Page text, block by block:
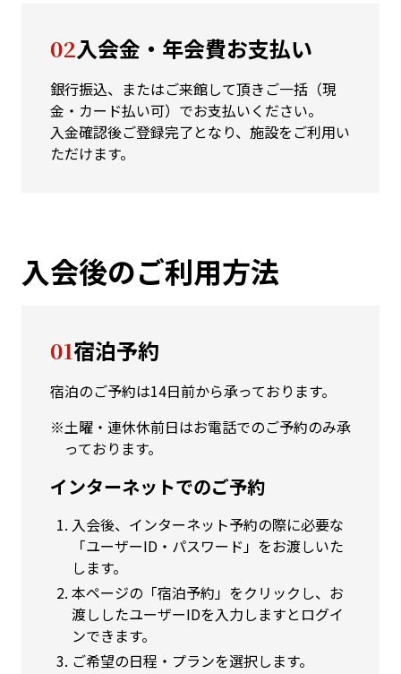
02入会金・年会費お支払い
銀行振込、またはご来館して頂きご一括（現
金・カード払い可）でお支払いください。
入金確認後ご登録完了となり、施設をご利用い
ただけます。
入会後のご利用方法
01宿泊予約
宿泊のご予約は14日前から承っております。
土曜・連休休前日はお電話でのご予約のみ承
っております。
インターネットでのご予約
入会後、インターネット予約の際に必要な
「ユーザーID・パスワード」をお渡しいた
します。
本ページの「宿泊予約」をクリックし、お
渡ししたユーザーIDを入力しますとログイ
ンできます。
ご希望の日程・プランを選択します。